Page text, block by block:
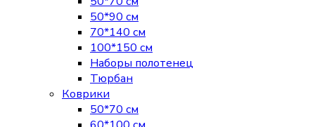
50*90 см
70*140 см
100*150 см
Наборы полотенец
Тюрбан
Коврики
50*70 см